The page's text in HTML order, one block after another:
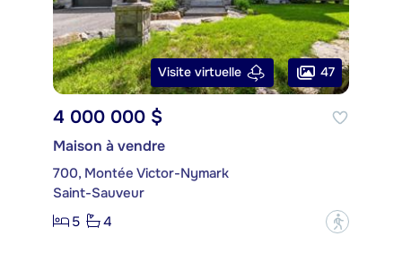
Visite virtuelle 47
4 000 000 $
Maison à vendre
700, Montée Victor-Nymark
Saint-Sauveur
5
4 ?